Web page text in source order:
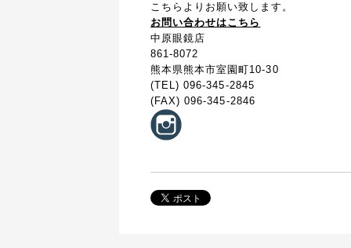
こちらよりお願い致します。
お問い合わせはこちら
中原眼鏡店
861-8072
熊本県熊本市室園町10-30
(TEL) 096-345-2845
(FAX) 096-345-2846